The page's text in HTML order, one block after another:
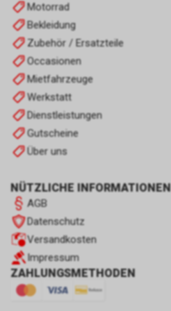
Motorrad
Bekleidung
Zubehör / Ersatzteile
Occasionen
Mietfahrzeuge
Werkstatt
Dienstleistungen
Gutscheine
Über uns
NÜTZLICHE INFORMATIONEN
AGB
Datenschutz
Versandkosten
Impressum
ZAHLUNGSMETHODEN